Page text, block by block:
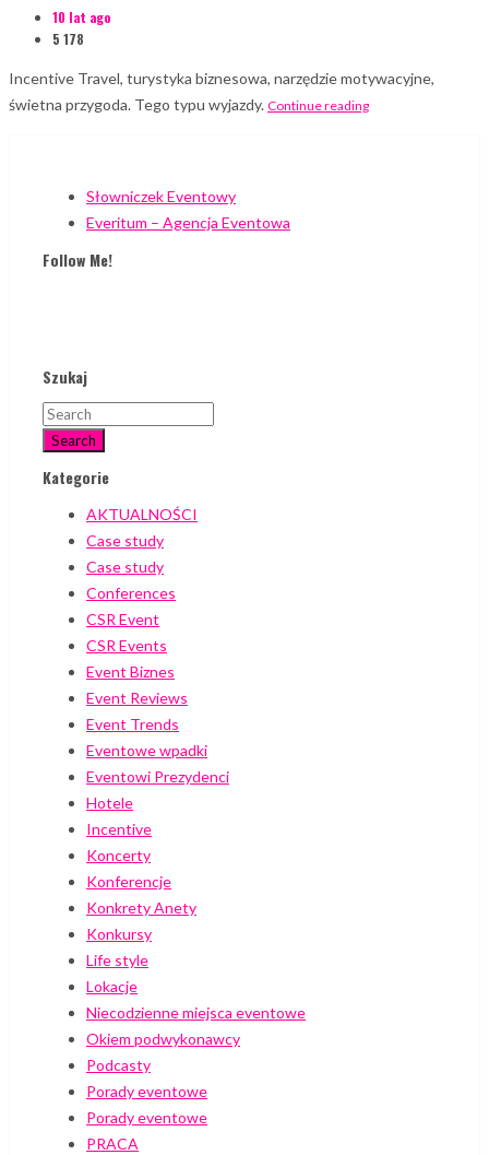
10 lat ago
5 178
Incentive Travel, turystyka biznesowa, narzędzie motywacyjne,
świetna przygoda. Tego typu wyjazdy. Continue reading
Słowniczek Eventowy
Everitum – Agencja Eventowa
Follow Me!
Szukaj
Search
Kategorie
AKTUALNOŚCI
Case study
Case study
Conferences
CSR Event
CSR Events
Event Biznes
Event Reviews
Event Trends
Eventowe wpadki
Eventowi Prezydenci
Hotele
Incentive
Koncerty
Konferencje
Konkrety Anety
Konkursy
Life style
Lokacje
Niecodzienne miejsca eventowe
Okiem podwykonawcy
Podcasty
Porady eventowe
Porady eventowe
PRACA